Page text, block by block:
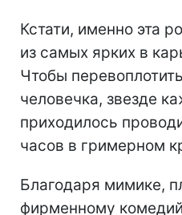
Кстати, именно эта
из самых ярких в
Чтобы
человечка, звезде
приходилось
часов в гримерном
Благодаря мимике,
фирменному